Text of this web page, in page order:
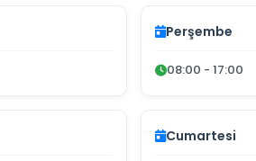
Perşembe
08:00 - 17:00
Cumartesi